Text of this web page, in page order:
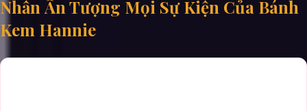
Nhấn Ấn Tượng Mọi Sự Kiện Của Bánh
Kem Hannie